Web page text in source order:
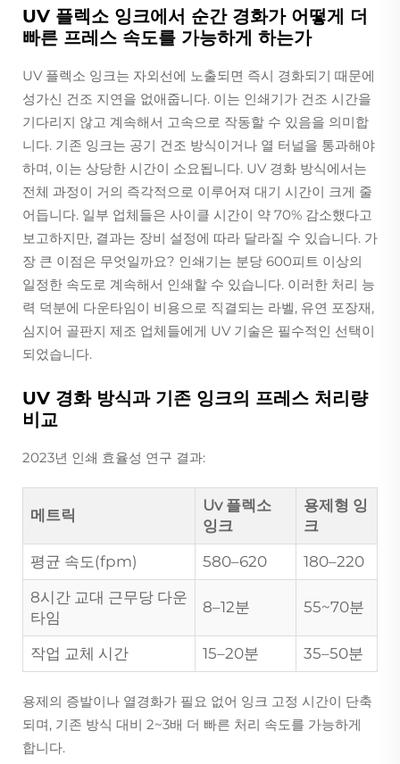
UV 플렉소 잉크에서 순간 경화가 어떻게 더
빠른 프레스 속도를 가능하게 하는가
UV 플렉소 잉크는 자외선에 노출되면 즉시 경화되기 때문에
성가신 건조 지연을 없애줍니다. 이는 인쇄기가 건조 시간을
기다리지 않고 계속해서 고속으로 작동할 수 있음을 의미합
니다. 기존 잉크는 공기 건조 방식이거나 열 터널을 통과해야
하며, 이는 상당한 시간이 소요됩니다. UV 경화 방식에서는
전체 과정이 거의 즉각적으로 이루어져 대기 시간이 크게 줄
어듭니다. 일부 업체들은 사이클 시간이 약 70% 감소했다고
보고하지만, 결과는 장비 설정에 따라 달라질 수 있습니다. 가
장 큰 이점은 무엇일까요? 인쇄기는 분당 600피트 이상의
일정한 속도로 계속해서 인쇄할 수 있습니다. 이러한 처리 능
력 덕분에 다운타임이 비용으로 직결되는 라벨, 유연 포장재,
심지어 골판지 제조 업체들에게 UV 기술은 필수적인 선택이
되었습니다.
UV 경화 방식과 기존 잉크의 프레스 처리량
비교
2023년 인쇄 효율성 연구 결과:
메트릭
Uv 플렉소
잉크
용제형 잉
크
평균 속도(fpm)
580–620
180–220
8시간 교대 근무당 다운
타임
8–12분 55~70분
작업 교체 시간 15–20분 35–50분
용제의 증발이나 열경화가 필요 없어 잉크 고정 시간이 단축
되며, 기존 방식 대비 2~3배 더 빠른 처리 속도를 가능하게
합니다.